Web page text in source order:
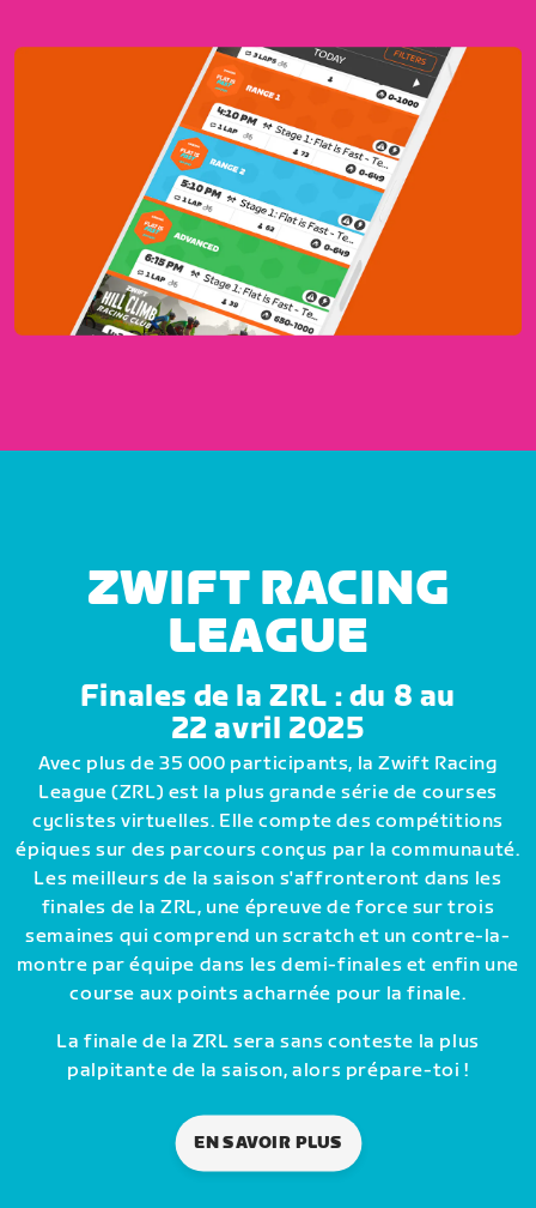
ZWIFT RACING
LEAGUE
Finales de la ZRL : du 8 au
22 avril 2025
Avec plus de 35 000 participants, la Zwift Racing
League (ZRL) est la plus grande série de courses
cyclistes virtuelles. Elle compte des compétitions
épiques sur des parcours conçus par la communauté.
Les meilleurs de la saison s'affronteront dans les
finales de la ZRL, une épreuve de force sur trois
semaines qui comprend un scratch et un contre-la-
montre par équipe dans les demi-finales et enfin une
course aux points acharnée pour la finale.
La finale de la ZRL sera sans conteste la plus
palpitante de la saison, alors prépare-toi !
EN SAVOIR PLUS